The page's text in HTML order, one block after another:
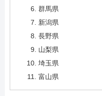
群馬県
新潟県
長野県
山梨県
埼玉県
富山県